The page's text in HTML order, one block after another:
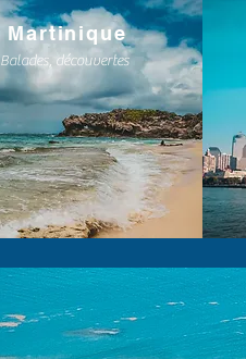
Martinique
Balades, découvertes